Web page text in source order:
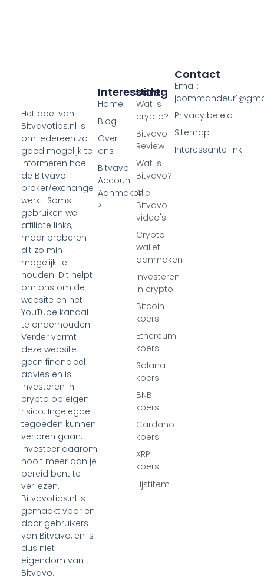
Het doel van
Bitvavotips.nl is
om iedereen zo
goed mogelijk te
informeren hoe
de Bitvavo
broker/exchange
werkt. Soms
gebruiken we
affiliate links,
maar proberen
dit zo min
mogelijk te
houden. Dit helpt
om ons om de
website en het
YouTube kanaal
te onderhouden.
Verder vormt
deze website
geen financieel
advies en is
investeren in
crypto op eigen
risico. Ingelegde
tegoeden kunnen
verloren gaan.
Investeer daarom
nooit meer dan je
bereid bent te
verliezen.
Bitvavotips.nl is
gemaakt voor en
door gebruikers
van Bitvavo, en is
dus niet
eigendom van
Bitvavo.
Uitleg
Wat is
crypto?
Bitvavo
Review
Wat is
Bitvavo?
Alle
Bitvavo
video's
Crypto
wallet
aanmaken
Investeren
in crypto
Bitcoin
koers
Ethereum
koers
Solana
koers
BNB
koers
Cardano
koers
XRP
koers
Lijstitem
Interessant
Home
Blog
Over
ons
Bitvavo
Account
Aanmaken
>
Contact
Email:
Privacy beleid
Sitemap
Interessante link